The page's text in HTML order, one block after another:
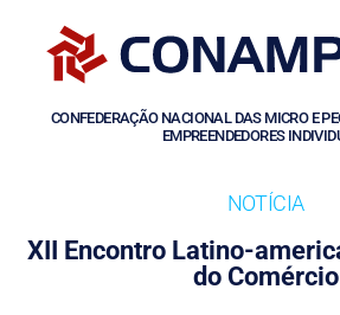
CONFEDERAÇÃO NACIONAL DAS MICRO E
EMPREENDEDORES
NOTÍCIA
XII Encontro Latino-
do Comércio